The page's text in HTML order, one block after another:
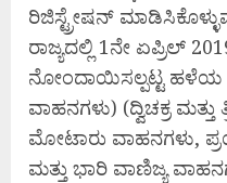
ರಿಜಿಸ್ಟ್ರೇಷನ್
ರಾಜ್ಯದಲ್ಲಿ 1ನೇ ಏಪ್ರಿಲ್
ನೋಂದಾಯಿಸಲ್ಪಟ್ಟ ಹಳೆಯ
ವಾಹನಗಳು) (ದ್ವಿಚಕ್ರ
ಮೋಟಾರು ವಾಹನಗಳು,
ಮತ್ತು ಭಾರಿ ವಾಣಿಜ್ಯ